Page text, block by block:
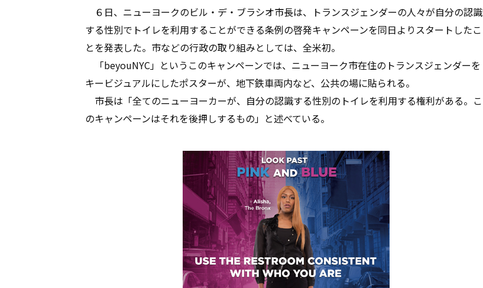
６日、ニューヨークのビル・デ・ブラシオ市長は、トランスジェンダーの人々が自分の認識
する性別でトイレを利用することができる条例の啓発キャンペーンを同日よりスタートしたこ
とを発表した。市などの行政の取り組みとしては、全米初。
「beyouNYC」というこのキャンペーンでは、ニューヨーク市在住のトランスジェンダーを
キービジュアルにしたポスターが、地下鉄車両内など、公共の場に貼られる。
市長は「全てのニューヨーカーが、自分の認識する性別のトイレを利用する権利がある。こ
のキャンペーンはそれを後押しするもの」と述べている。